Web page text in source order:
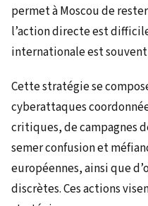
permet à Moscou de
l’action directe est
internationale est
Cette stratégie se
cyberattaques
critiques, de campagnes
semer confusion et
européennes, ainsi que
discrètes. Ces actions